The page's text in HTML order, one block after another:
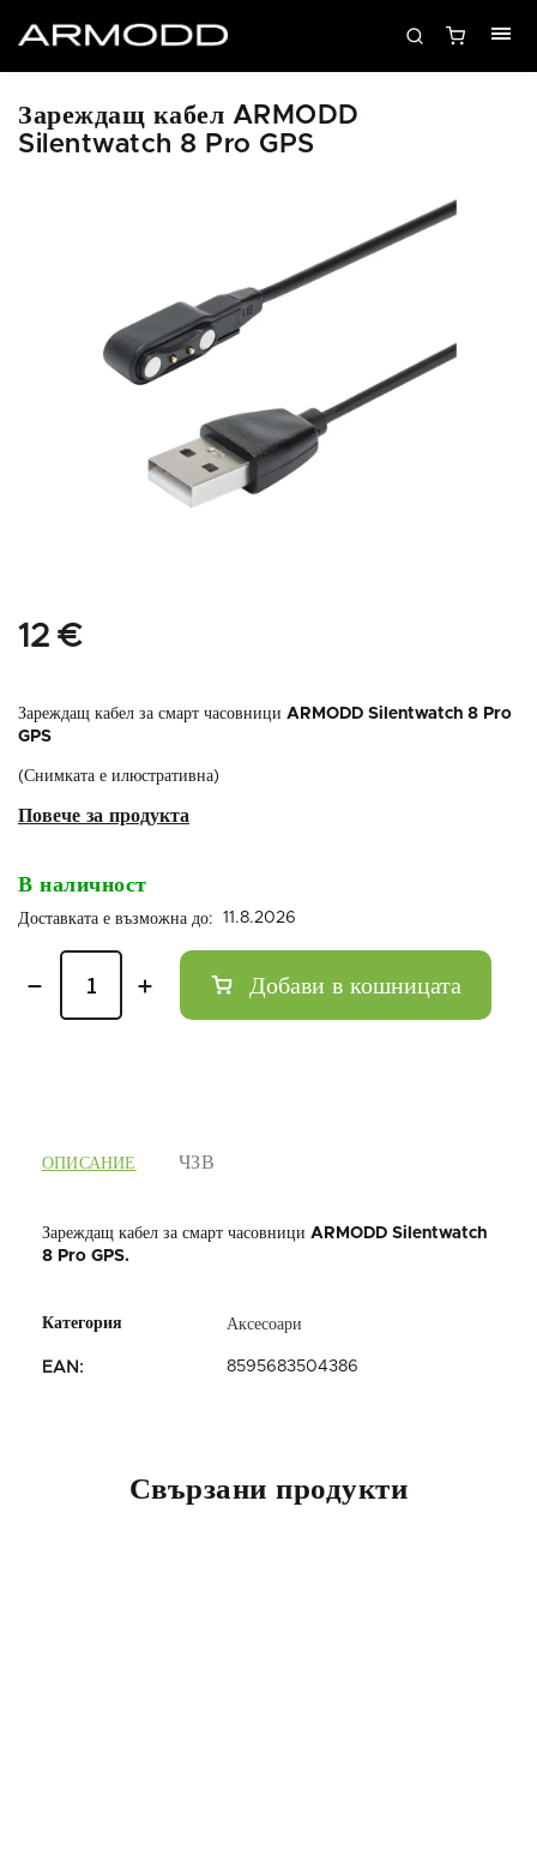
Зареждащ кабел ARMODD
Silentwatch 8 Pro GPS
12 €
Зареждащ кабел за смарт часовници ARMODD Silentwatch 8 Pro
GPS
(Снимката е илюстративна)
В наличност
11.8.2026
ОПИСАНИЕ
Зареждащ кабел за смарт часовници ARMODD Silentwatch
8 Pro GPS.
Аксесоари
EAN : 8595683504386
Свързани продукти